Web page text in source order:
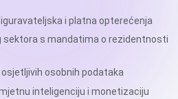
i platna opterećenja
sektora s mandatima o rezidentnosti
osobnih podataka
inteligenciju i monetizaciju